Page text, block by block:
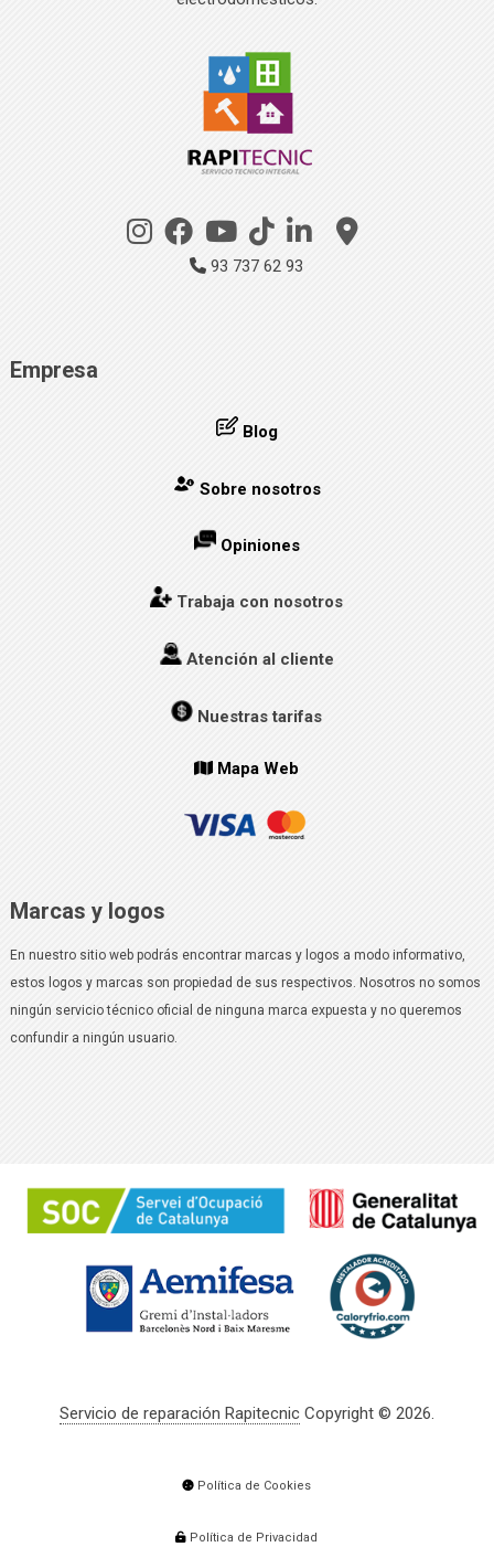
93 737 62 93
Empresa
Blog
Sobre nosotros
Opiniones
Trabaja con nosotros
Atención al cliente
Nuestras tarifas
Mapa Web
Marcas y logos
En nuestro sitio web podrás encontrar marcas y logos a modo informativo,
estos logos y marcas son propiedad de sus respectivos. Nosotros no somos
ningún servicio técnico oficial de ninguna marca expuesta y no queremos
confundir a ningún usuario.
Servicio de reparación RapitecnicCopyright © 2026.
Política de Cookies
Política de Privacidad